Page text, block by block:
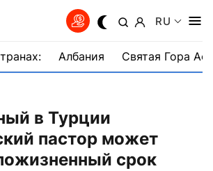
RU
Албания Святая Гора
в Турции
пастор может
срок